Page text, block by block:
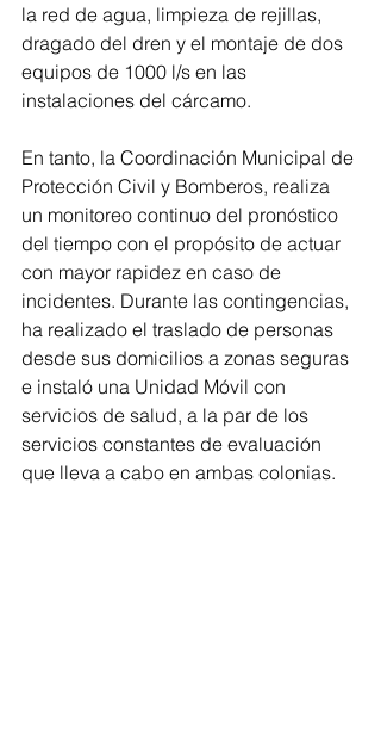
la red de agua, limpieza de rejillas,
dragado del dren y el montaje de dos
equipos de 1000 l/s en las
instalaciones del cárcamo.
En tanto, la Coordinación Municipal de
Protección Civil y Bomberos, realiza
un monitoreo continuo del pronóstico
del tiempo con el propósito de actuar
con mayor rapidez en caso de
incidentes. Durante las contingencias,
ha realizado el traslado de personas
desde sus domicilios a zonas seguras
e instaló una Unidad Móvil con
servicios de salud, a la par de los
servicios constantes de evaluación
que lleva a cabo en ambas colonias.